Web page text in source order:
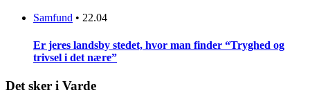
Samfund • 22.04
Er jeres landsby stedet, hvor man finder “Tryghed og
trivsel i det nære”
Det sker i Varde